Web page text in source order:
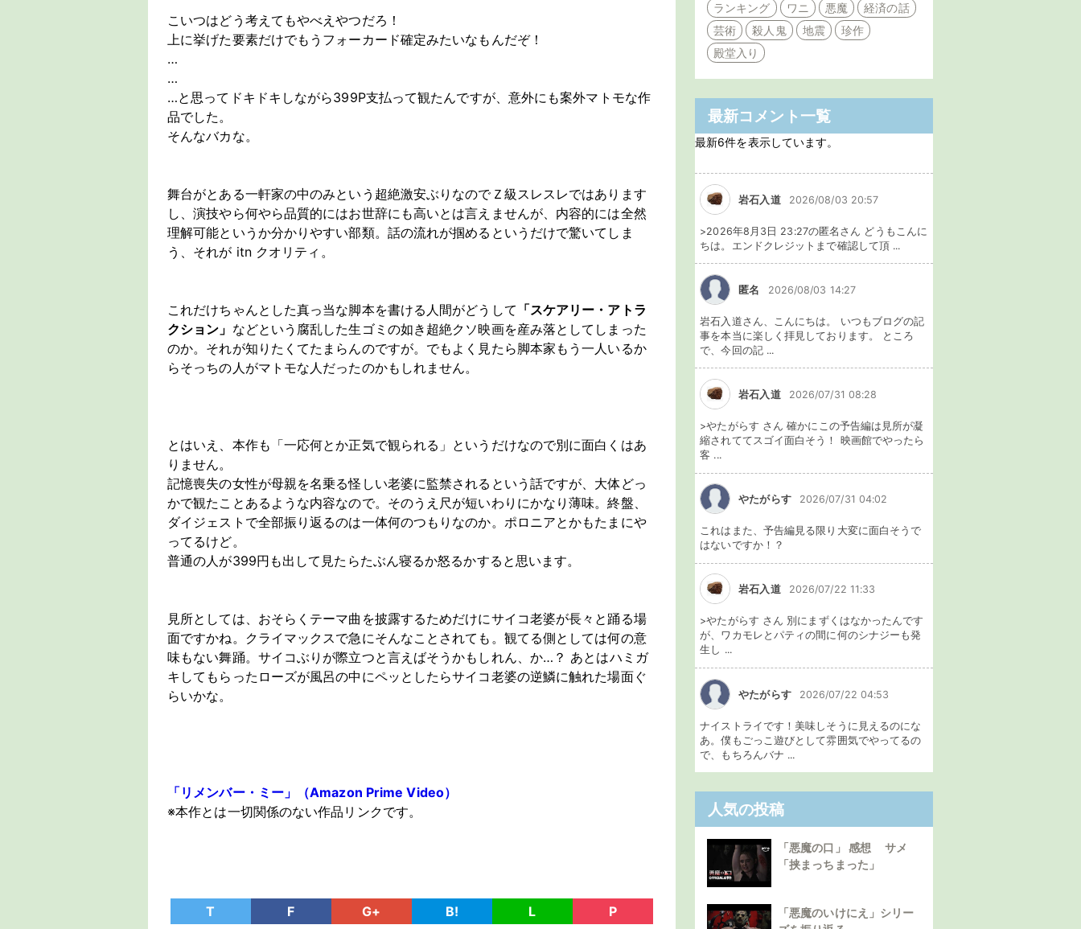
こいつはどう考えてもやべえやつだろ！
上に挙げた要素だけでもうフォーカード確定みたいなもんだぞ！
…
…
…と思ってドキドキしながら399P支払って観たんですが、意外にも案外マトモな作
品でした。
そんなバカな。
舞台がとある一軒家の中のみという超絶激安ぶりなのでＺ級スレスレではあります
し、演技やら何やら品質的にはお世辞にも高いとは言えませんが、内容的には全然
理解可能というか分かりやすい部類。話の流れが掴めるというだけで驚いてしま
う、それが itn クオリティ。
これだけちゃんとした真っ当な脚本を書ける人間がどうして 「スケアリー・アトラ
クション」 などという腐乱した生ゴミの如き超絶クソ映画を産み落としてしまった
のか。それが知りたくてたまらんのですが。でもよく見たら脚本家もう一人いるか
らそっちの人がマトモな人だったのかもしれません。
とはいえ、本作も「一応何とか正気で観られる」というだけなので別に面白くはあ
りません。
記憶喪失の女性が母親を名乗る怪しい老婆に監禁されるという話ですが、大体どっ
かで観たことあるような内容なので。そのうえ尺が短いわりにかなり薄味。終盤、
ダイジェストで全部振り返るのは一体何のつもりなのか。ポロニアとかもたまにや
ってるけど。
普通の人が399円も出して見たらたぶん寝るか怒るかすると思います。
見所としては、おそらくテーマ曲を披露するためだけにサイコ老婆が長々と踊る場
面ですかね。クライマックスで急にそんなことされても。観てる側としては何の意
味もない舞踊。サイコぶりが際立つと言えばそうかもしれん、か…？ あとはハミガ
キしてもらったローズが風呂の中にペッとしたらサイコ老婆の逆鱗に触れた場面ぐ
らいかな。
「リメンバー・ミー」（Amazon Prime Video）
※本作とは一切関係のない作品リンクです。
T F G+ B! L P
ランキング
ワニ 悪魔
経済の話
芸術
殺人鬼 地震
珍作
殿堂入り
最新コメント一覧
最新6件を表示しています。
岩石入道 2026/08/03 20:57
>2026年8月3日 23:27の匿名さん どうもこんに
ちは。エンドクレジットまで確認して頂 ...
匿名 2026/08/03 14:27
岩石入道さん、こんにちは。 いつもブログの記
事を本当に楽しく拝見しております。 ところ
で、今回の記 ...
岩石入道 2026/07/31 08:28
>やたがらす さん 確かにこの予告編は見所が凝
縮されててスゴイ面白そう！ 映画館でやったら
客 ...
やたがらす 2026/07/31 04:02
これはまた、予告編見る限り大変に面白そうで
はないですか！？
岩石入道 2026/07/22 11:33
>やたがらす さん 別にまずくはなかったんです
が、ワカモレとパティの間に何のシナジーも発
生し ...
やたがらす 2026/07/22 04:53
ナイストライです！美味しそうに見えるのにな
あ。僕もごっこ遊びとして雰囲気でやってるの
で、もちろんバナ ...
人気の投稿
「悪魔の口」 感想 サメ
「挟まっちまった」
「悪魔のいけにえ」シリー